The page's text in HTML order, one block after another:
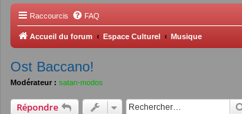
Raccourcis FAQ
Accueil du forum Espace Culturel Musique
Ost Baccano!
Modérateur : satan-modos
Répondre